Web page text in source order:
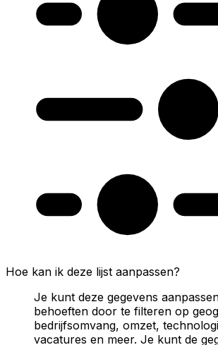
Hoe kan ik deze lijst aanpassen?
Je kunt deze gegevens
behoeften door te filteren op
bedrijfsomvang, omzet,
vacatures en meer. Je kunt de